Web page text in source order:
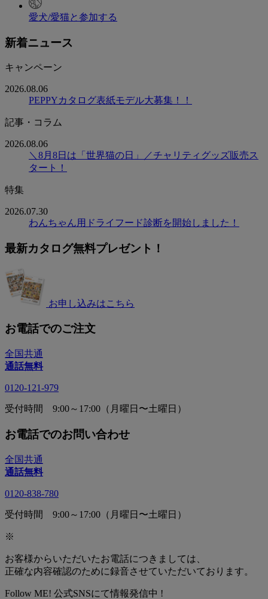
愛犬/愛猫と参加する
新着ニュース
キャンペーン
2026.08.06
PEPPYカタログ表紙モデル大募集！！
記事・コラム
2026.08.06
＼8月8日は「世界猫の日」／チャリティグッズ販売ス
タート！
特集
2026.07.30
わんちゃん用ドライフード診断を開始しました！
最新カタログ無料プレゼント！
お申し込みはこちら
お電話でのご注文
全国共通
通話無料
0120-121-979
受付時間 9:00～17:00（月曜日〜土曜日）
お電話でのお問い合わせ
全国共通
通話無料
0120-838-780
受付時間 9:00～17:00（月曜日〜土曜日）
※
お客様からいただいたお電話につきましては、
正確な内容確認のために録音させていただいております。
Follow ME! 公式SNSにて情報発信中 !